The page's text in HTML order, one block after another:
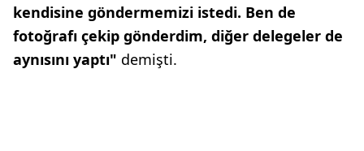
kendisine göndermemizi istedi. Ben de
fotoğrafı çekip gönderdim, diğer delegeler de
aynısını yaptı" demişti.